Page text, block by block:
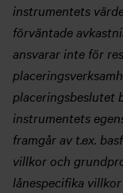
instrumentets
förväntade
ansvarar inte för
placeringsbeslutet
instrumentets
framgår av t.ex.
villkor och
lånespecifika